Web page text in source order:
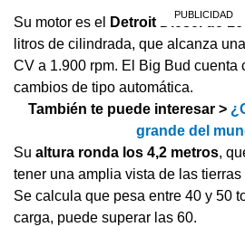
Su motor es el
Detroit Diesel de
litros de cilindrada, que alcanza
CV a 1.900 rpm. El Big Bud cuenta
cambios de tipo automática.
También te puede interesar >
grande del
Su altura ronda los 4,2 metros,
tener una amplia vista de las
Se calcula que pesa entre 40 y 50
carga, puede superar las 60.